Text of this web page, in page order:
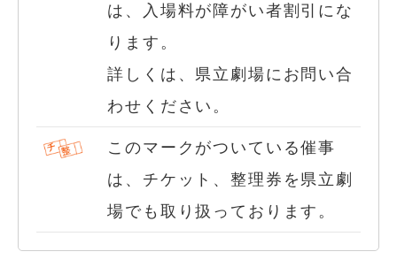
は、入場料が障がい者割引にな
ります。
詳しくは、県立劇場にお問い合
わせください。
このマークがついている催事
は、チケット、整理券を県立劇
場でも取り扱っております。